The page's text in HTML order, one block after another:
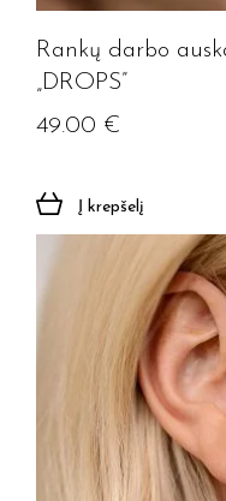
Rankų darbo
„DROPS”
49.00 €
Į krepšelį